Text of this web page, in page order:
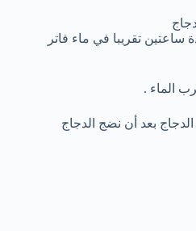
ساعتين تقريبا في ماء فاتر
الدجاج بعد أن نضج الدجاج